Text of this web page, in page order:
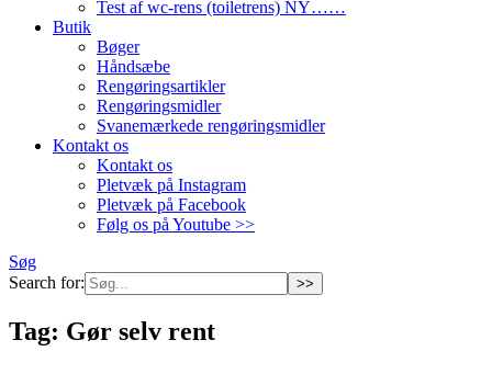
Test af wc-rens (toiletrens) NY……
Butik
Bøger
Håndsæbe
Rengøringsartikler
Rengøringsmidler
Svanemærkede rengøringsmidler
Kontakt os
Kontakt os
Pletvæk på Instagram
Pletvæk på Facebook
Følg os på Youtube >>
Søg
Search for:
Tag: Gør selv rent